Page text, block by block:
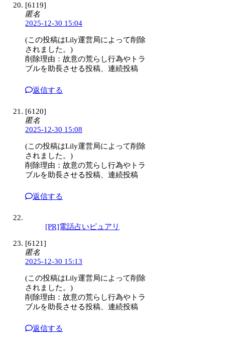
[6119]
匿名
2025-12-30 15:04
(この投稿はLily運営局によって削除
されました。)
削除理由：故意の荒らし行為やトラ
ブルを助長させる投稿、連続投稿
返信する
[6120]
匿名
2025-12-30 15:08
(この投稿はLily運営局によって削除
されました。)
削除理由：故意の荒らし行為やトラ
ブルを助長させる投稿、連続投稿
返信する
[PR]電話占いピュアリ
[6121]
匿名
2025-12-30 15:13
(この投稿はLily運営局によって削除
されました。)
削除理由：故意の荒らし行為やトラ
ブルを助長させる投稿、連続投稿
返信する